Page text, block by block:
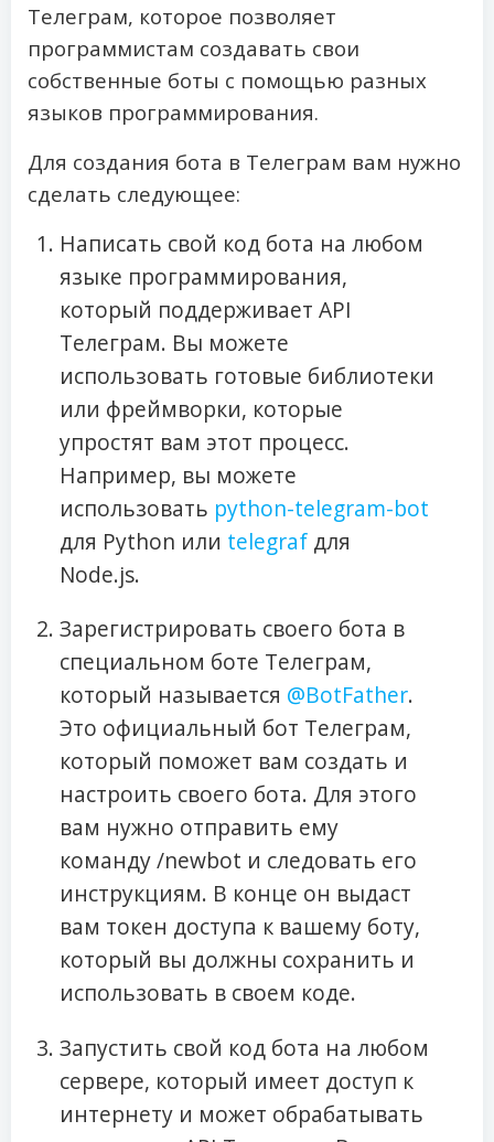
Телеграм, которое позволяет
программистам создавать свои
собственные боты с помощью разных
языков программирования.
Для создания бота в Телеграм вам нужно
сделать следующее:
Написать свой код бота на любом
языке программирования,
который поддерживает API
Телеграм. Вы можете
использовать готовые библиотеки
или фреймворки, которые
упростят вам этот процесс.
Например, вы можете
использовать python-telegram-bot
для Python или telegrafдля
Node.js.
Зарегистрировать своего бота в
специальном боте Телеграм,
который называется @BotFather.
Это официальный бот Телеграм,
который поможет вам создать и
настроить своего бота. Для этого
вам нужно отправить ему
команду /newbot и следовать его
инструкциям. В конце он выдаст
вам токен доступа к вашему боту,
который вы должны сохранить и
использовать в своем коде.
Запустить свой код бота на любом
сервере, который имеет доступ к
интернету и может обрабатывать